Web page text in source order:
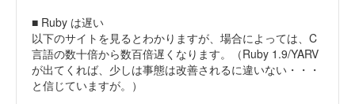
■ Ruby は遅い
以下のサイトを見るとわかりますが、場合によっては、C
言語の数十倍から数百倍遅くなります。（Ruby 1.9/YARV
が出てくれば、少しは事態は改善されるに違いない・・・
と信じていますが。）